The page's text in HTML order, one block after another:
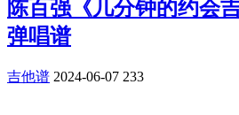
陈百强《几分钟的约会
弹唱谱
吉他谱 2024-06-07 233